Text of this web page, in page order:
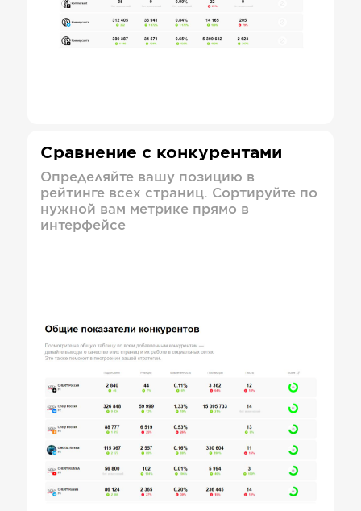
Сравнение с конкурентами
Определяйте вашу позицию в
рейтинге всех страниц. Сортируйте по
нужной вам метрике прямо в
интерфейсе